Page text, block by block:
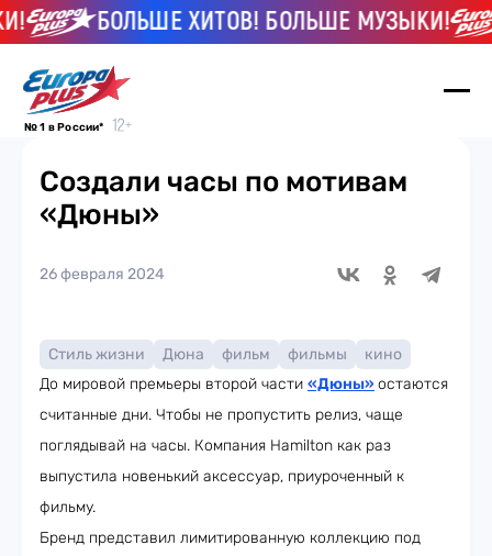
БОЛЬШЕ ХИТОВ! БОЛЬШЕ МУЗЫКИ!
№ 1 в России*
Создали часы по мотивам
«Дюны»
26 февраля 2024
Стиль жизни Дюна фильм фильмы
кино
До мировой премьеры второй части «Дюны»остаются
считанные дни. Чтобы не пропустить релиз, чаще
поглядывай на часы. Компания Hamilton как раз
выпустила новенький аксессуар, приуроченный к
фильму.
Бренд представил лимитированную коллекцию под